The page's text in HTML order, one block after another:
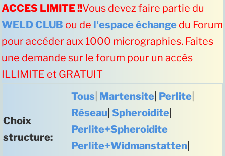
ACCES LIMITE !!Vous devez faire partie du
WELD CLUB ou de l'espace échange du Forum
pour accéder aux 1000 micrographies. Faites
une demande sur le forum pour un accès
ILLIMITE et GRATUIT
Choix
structure:
Tous Martensite Perlite
Réseau Spheroidite
Perlite+Spheroidite
Perlite+Widmanstatten